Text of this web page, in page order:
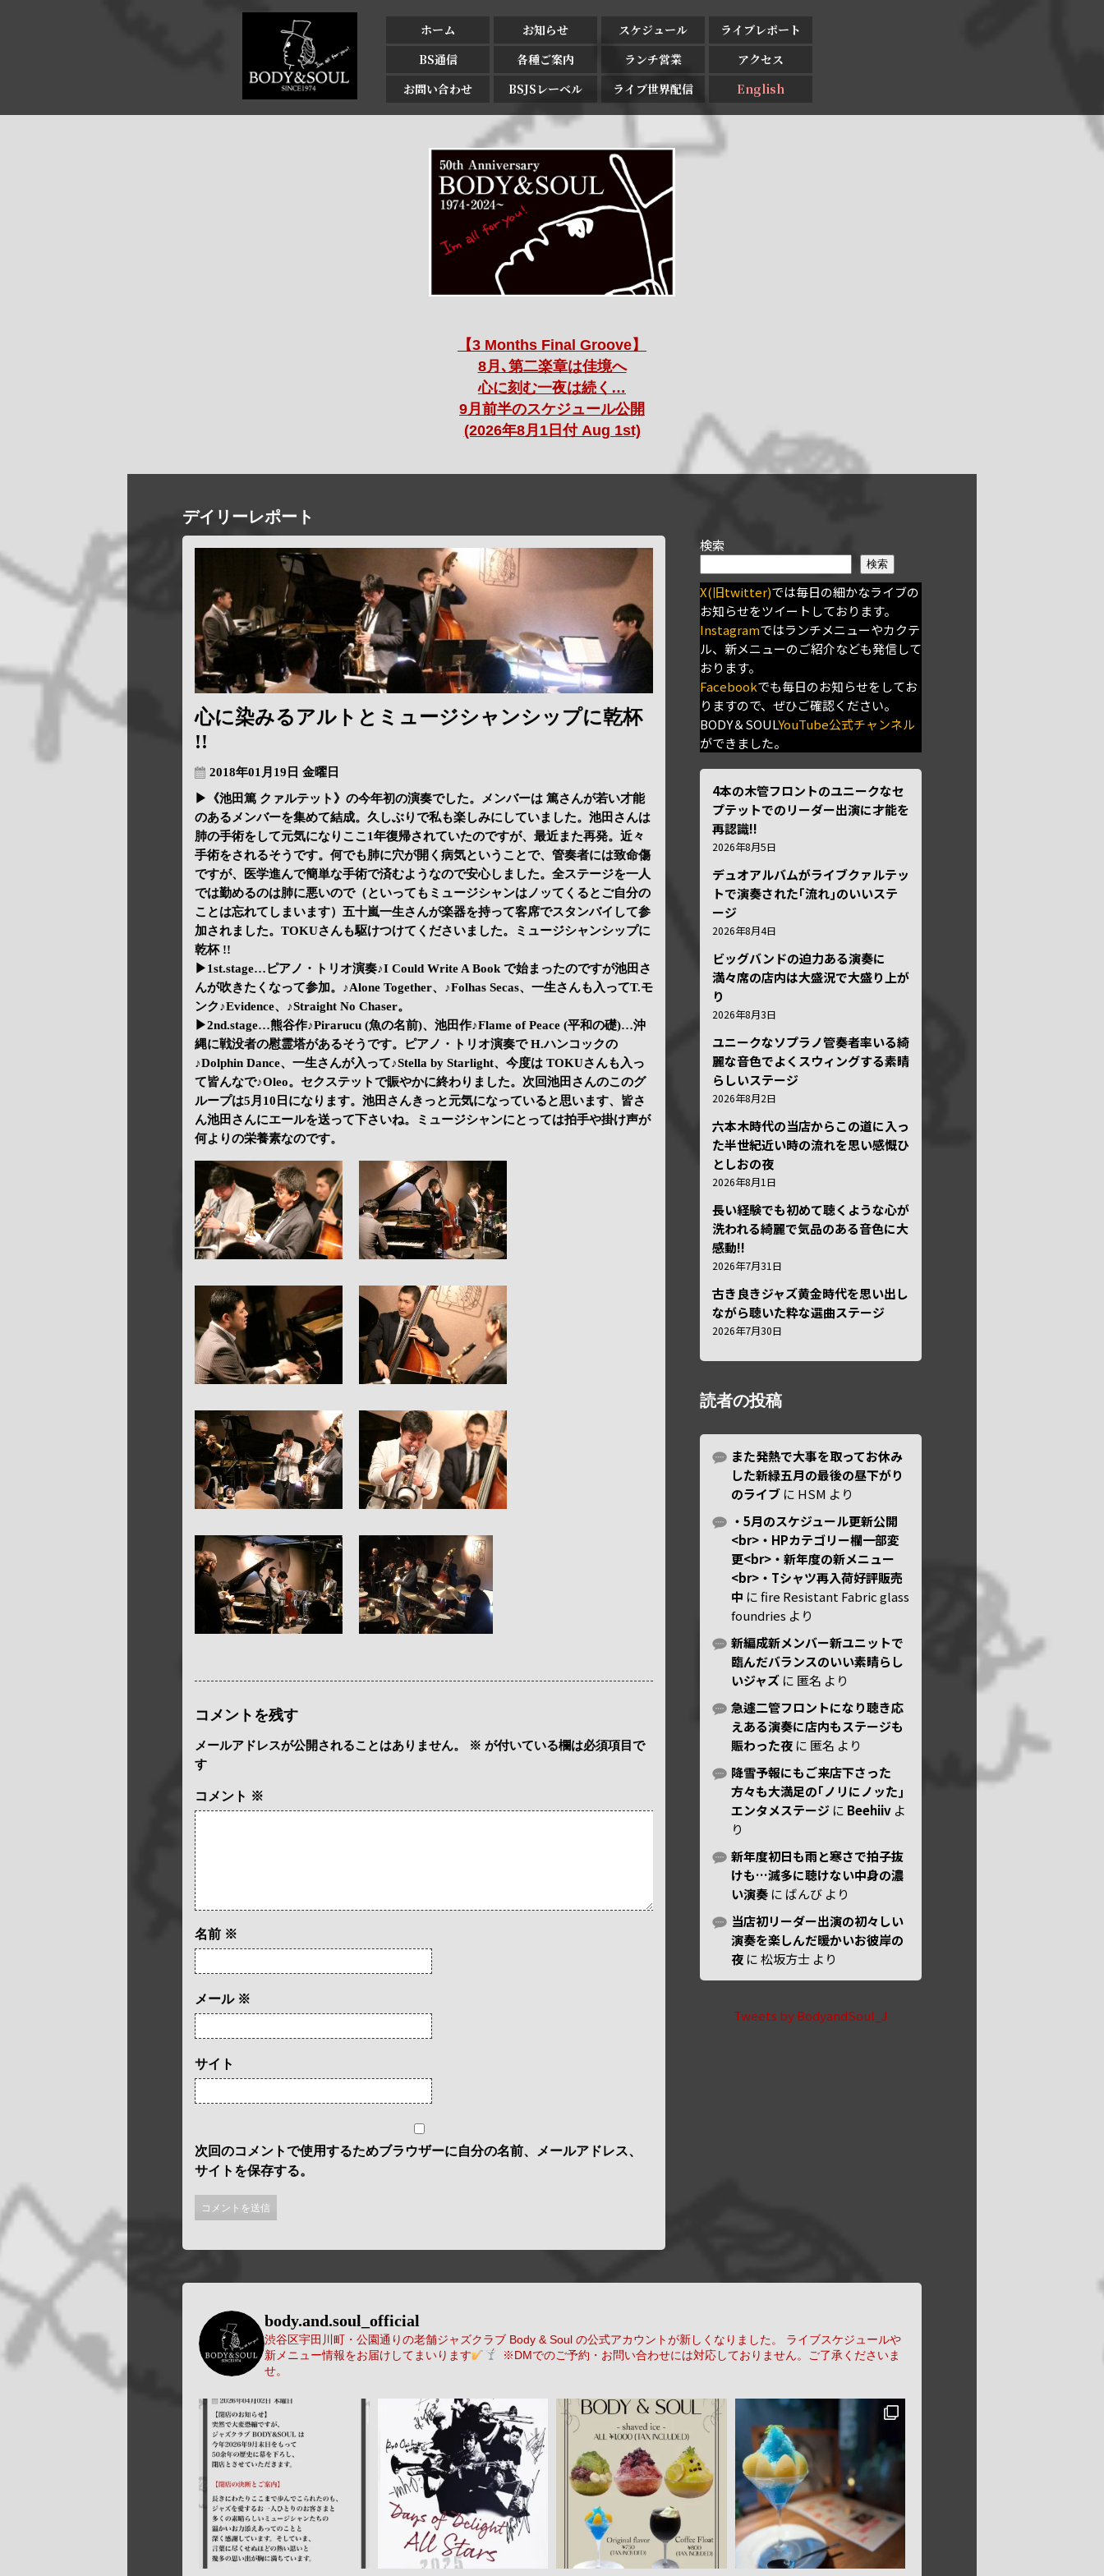
ホーム お知らせ スケジュール
ライブレポート
BS通信
各種ご案内 ランチ営業
アクセス
お問い合わせ
BSJSレーベル ライブ世界配信 English
【3 Months Final Groove】
8月､第二楽章は佳境へ
心に刻む一夜は続く…
9月前半のスケジュール公開
(2026年8月1日付 Aug 1st)
デイリーレポート
心に染みるアルトとミュージシャンシップに乾杯
!!
2018年01月19日 金曜日
▶《池田篤 クァルテット》の今年初の演奏でした。メンバーは 篤さんが若い才能
のあるメンバーを集めて結成。久しぶりで私も楽しみにしていました。池田さんは
肺の手術をして元気になりここ1年復帰されていたのですが、最近また再発。近々
手術をされるそうです。何でも肺に穴が開く病気ということで、管奏者には致命傷
ですが、医学進んで簡単な手術で済むようなので安心しました。全ステージを一人
では勤めるのは肺に悪いので（といってもミュージシャンはノッてくるとご自分の
ことは忘れてしまいます）五十嵐一生さんが楽器を持って客席でスタンバイして参
加されました。TOKUさんも駆けつけてくださいました。ミュージシャンシップに
乾杯 !!
▶1st.stage…ピアノ・トリオ演奏♪I Could Write A Book で始まったのですが池田さ
んが吹きたくなって参加。♪Alone Together、♪Folhas Secas、一生さんも入ってT.モ
ンク♪Evidence、♪Straight No Chaser。
▶2nd.stage…熊谷作♪Pirarucu (魚の名前)、池田作♪Flame of Peace (平和の礎)…沖
縄に戦没者の慰霊塔があるそうです。ピアノ・トリオ演奏で H.ハンコックの
♪Dolphin Dance、一生さんが入って♪Stella by Starlight、今度は TOKUさんも入っ
て皆んなで♪Oleo。セクステットで賑やかに終わりました。次回池田さんのこのグ
ループは5月10日になります。池田さんきっと元気になっていると思います、皆さ
ん池田さんにエールを送って下さいね。ミュージシャンにとっては拍手や掛け声が
何よりの栄養素なのです。
コメントを残す
メールアドレスが公開されることはありません。 ※ が付いている欄は必須項目で
す
コメント ※
名前 ※
メール ※
サイト
次回のコメントで使用するためブラウザーに自分の名前、メールアドレス、
サイトを保存する。
検索
検索
X(旧twitter)では毎日の細かなライブの
お知らせをツイートしております。
Instagramではランチメニューやカクテ
ル、新メニューのご紹介なども発信して
おります。
Facebookでも毎日のお知らせをしてお
りますので、ぜひご確認ください。
BODY＆SOULYouTube公式チャンネル
ができました。
4本の木管フロントのユニークなセ
プテットでのリーダー出演に才能を
再認識!!
2026年8月5日
デュオアルバムがライブクァルテッ
トで演奏された｢流れ｣のいいステ
ージ
2026年8月4日
ビッグバンドの迫力ある演奏に
満々席の店内は大盛況で大盛り上が
り
2026年8月3日
ユニークなソプラノ管奏者率いる綺
麗な音色でよくスウィングする素晴
らしいステージ
2026年8月2日
六本木時代の当店からこの道に入っ
た半世紀近い時の流れを思い感慨ひ
としおの夜
2026年8月1日
長い経験でも初めて聴くような心が
洗われる綺麗で気品のある音色に大
感動!!
2026年7月31日
古き良きジャズ黄金時代を思い出し
ながら聴いた粋な選曲ステージ
2026年7月30日
読者の投稿
また発熱で大事を取ってお休み
した新緑五月の最後の昼下がり
のライブ に HSM より
・5月のスケジュール更新公開
<br>・HPカテゴリー欄一部変
更<br>・新年度の新メニュー
<br>・Tシャツ再入荷好評販売
中 にfire Resistant Fabric glass
foundries より
新編成新メンバー新ユニットで
臨んだバランスのいい素晴らし
いジャズ に 匿名 より
急遽二管フロントになり聴き応
えある演奏に店内もステージも
賑わった夜 に 匿名 より
降雪予報にもご来店下さった
方々も大満足の｢ノリにノッた｣
エンタメステージ に Beehiiv よ
り
新年度初日も雨と寒さで拍子抜
けも…滅多に聴けない中身の濃
い演奏 に ばんび より
当店初リーダー出演の初々しい
演奏を楽しんだ暖かいお彼岸の
夜 に松坂方士 より
Tweets by BodyandSoul_J
body.and.soul_official
渋谷区宇田川町・公園通りの老舗ジャズクラブ Body & Soul の公式アカウントが新しくなりました。
ライブスケジュールや
新メニュー情報をお届けしてまいります
※DMでのご予約・お問い合わせには対応しておりません。ご了承くださいま
せ。